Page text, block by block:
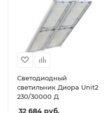
Светодиодный
светильник Диора Unit2
230/30000 Д
32 684 руб.